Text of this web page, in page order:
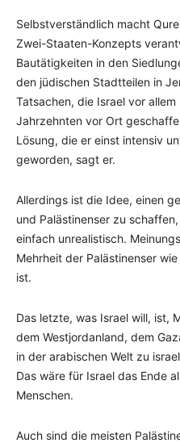
Selbstverständlich macht
Zwei-Staaten-Konzepts
Bautätigkeiten in den
den jüdischen Stadtteilen in
Tatsachen, die Israel vor
Jahrzehnten vor Ort
Lösung, die er einst intensiv
geworden, sagt er.
Allerdings ist die Idee, einen
und Palästinenser zu
einfach unrealistisch.
Mehrheit der Palästinenser
ist.
Das letzte, was Israel will, ist,
dem Westjordanland, dem
in der arabischen Welt zu
Das wäre für Israel das Ende
Menschen.
Auch sind die meisten